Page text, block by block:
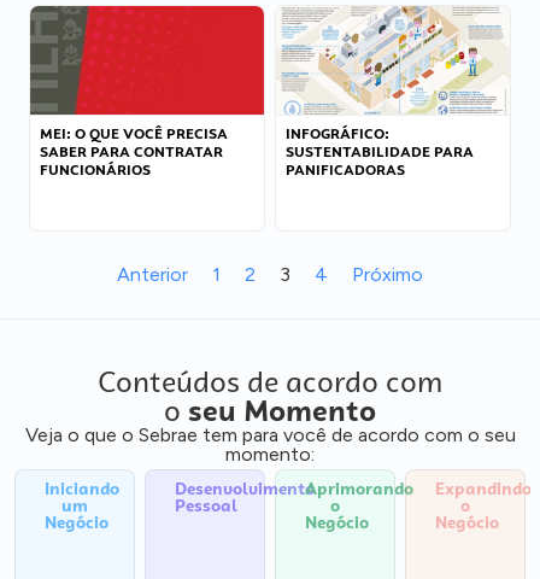
MEI: O QUE VOCÊ PRECISA
SABER PARA CONTRATAR
FUNCIONÁRIOS
INFOGRÁFICO:
SUSTENTABILIDADE PARA
PANIFICADORAS
Anterior 1 2 3 4 Próximo
Conteúdos de acordo com
o seu Momento
Veja o que o Sebrae tem para você de acordo com o seu
momento:
Iniciando
um
Negócio
Desenvolvimento
Pessoal
Aprimorando
o
Negócio
Expandindo
o
Negócio